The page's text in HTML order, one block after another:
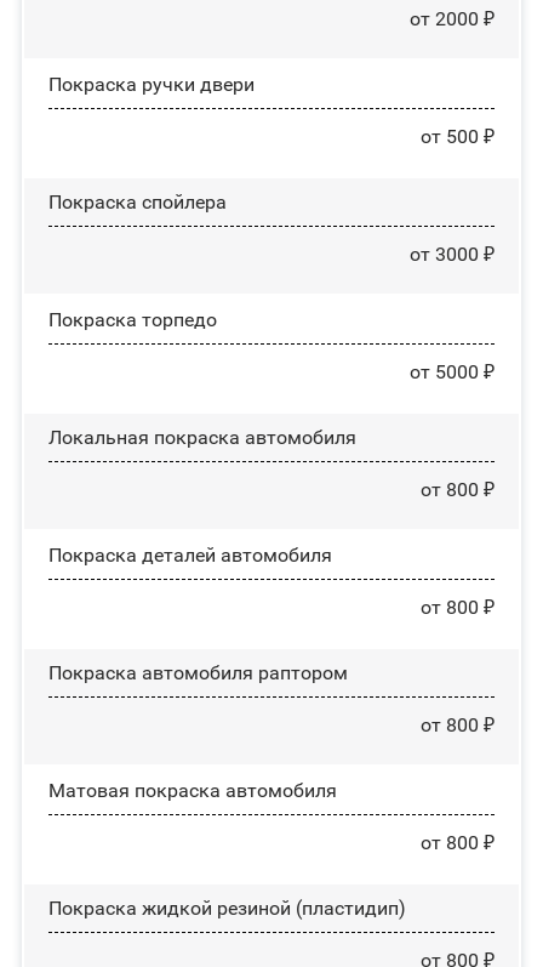
от 2000 ₽
Покраска ручки двери
от 500 ₽
Покраска спойлера
от 3000 ₽
Покраска торпедо
от 5000 ₽
Локальная покраска автомобиля
от 800 ₽
Покраска деталей автомобиля
от 800 ₽
Покраска автомобиля раптором
от 800 ₽
Матовая покраска автомобиля
от 800 ₽
Покраска жидкой резиной (пластидип)
от 800 ₽